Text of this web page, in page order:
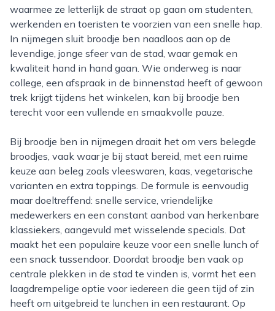
waarmee ze letterlijk de straat op gaan om studenten,
werkenden en toeristen te voorzien van een snelle hap.
In nijmegen sluit broodje ben naadloos aan op de
levendige, jonge sfeer van de stad, waar gemak en
kwaliteit hand in hand gaan. Wie onderweg is naar
college, een afspraak in de binnenstad heeft of gewoon
trek krijgt tijdens het winkelen, kan bij broodje ben
terecht voor een vullende en smaakvolle pauze.
Bij broodje ben in nijmegen draait het om vers belegde
broodjes, vaak waar je bij staat bereid, met een ruime
keuze aan beleg zoals vleeswaren, kaas, vegetarische
varianten en extra toppings. De formule is eenvoudig
maar doeltreffend: snelle service, vriendelijke
medewerkers en een constant aanbod van herkenbare
klassiekers, aangevuld met wisselende specials. Dat
maakt het een populaire keuze voor een snelle lunch of
een snack tussendoor. Doordat broodje ben vaak op
centrale plekken in de stad te vinden is, vormt het een
laagdrempelige optie voor iedereen die geen tijd of zin
heeft om uitgebreid te lunchen in een restaurant. Op